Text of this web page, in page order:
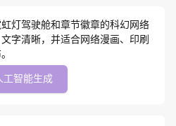
灯驾驶舱和章节徽章的科幻网络
字清晰，并适合网络漫画、印刷
工智能生成